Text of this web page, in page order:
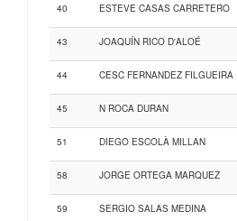
40 ESTEVE CASAS CARRETERO
43 JOAQUÍN RICO D'ALOÉ
44 CESC FERNANDEZ FILGUEIRA
45 N ROCA DURAN
51 DIEGO ESCOLÀ MILLAN
58 JORGE ORTEGA MARQUEZ
59 SERGIO SALAS MEDINA